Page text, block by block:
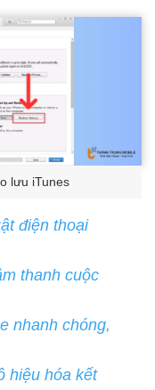
lưu iTunes
điện thoại
thanh cuộc
nhanh chóng,
hiệu hóa kết